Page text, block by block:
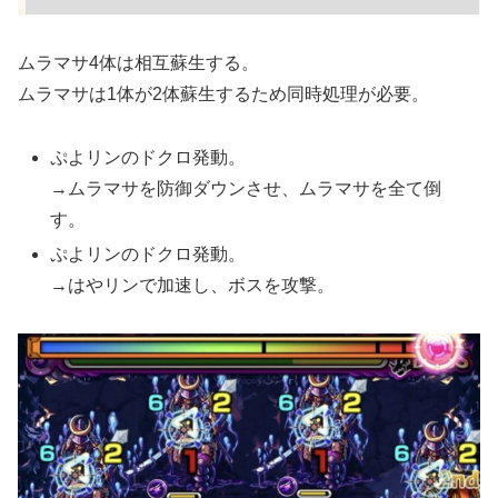
ムラマサ4体は相互蘇生する。
ムラマサは1体が2体蘇生するため同時処理が必要。
ぷよリンのドクロ発動。
→ムラマサを防御ダウンさせ、ムラマサを全て倒
す。
ぷよリンのドクロ発動。
→はやリンで加速し、ボスを攻撃。